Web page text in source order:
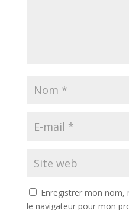
Enregistrer mon
le navigateur pour mon